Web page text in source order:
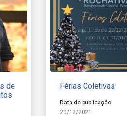
de
Férias Coletivas
Data de publicação:
20/12/2021